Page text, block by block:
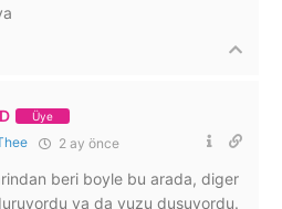
Üye
2 ay önce
beri boyle bu arada, diger
ya da yuzu dusuyordu.